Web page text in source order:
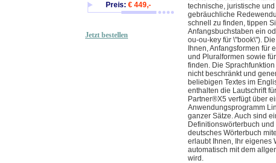
Preis: € 449,-
Jetzt bestellen
technische, juristische
gebräuchliche
schnell zu finden, tippen
Anfangsbuchstaben ein
ou-ou-key für \"book\").
Ihnen, Anfangsformen für
und Pluralformen sowie
finden. Die
nicht beschränkt und
beliebigen Textes im
enthalten die Lautschrift
Partner®X5 verfügt über
Anwendungsprogramm
ganzer Sätze. Auch sind
Definitionswörterbuch
deutsches Wörterbuch
erlaubt Ihnen, Ihr eigenes
automatisch mit dem
wird.